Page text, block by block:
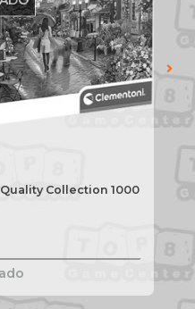
Collection 1000